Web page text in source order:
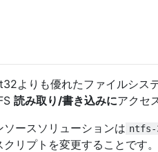
よりも優れたファイルシス
読み取り/書き込みにアクセ
ソースソリューションは ntfs-
クリプトを変更することです。